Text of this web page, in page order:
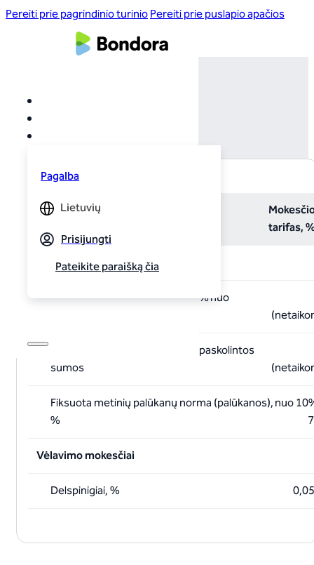
Pereiti prie pagrindinio turinioPereiti prie puslapio apačios
Pagalba
Lietuvių
Prisijungti
Pateikite paraišką čia
Mokesčiai
Mokesčio pavadinimas
tarifas,
Paskolos kainodara
Sutarties sudarymo mokestis, % nuo
Management fee, % nuo visos paskolintos
sumos
Fiksuota metinių palūkanų norma (palūkanos),
%
nuo
Vėlavimo mokesčiai
Delspinigiai, %